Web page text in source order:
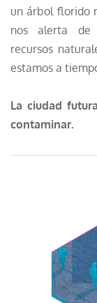
un árbol florido
nos alerta de
recursos
estamos a
La ciudad
contaminar.